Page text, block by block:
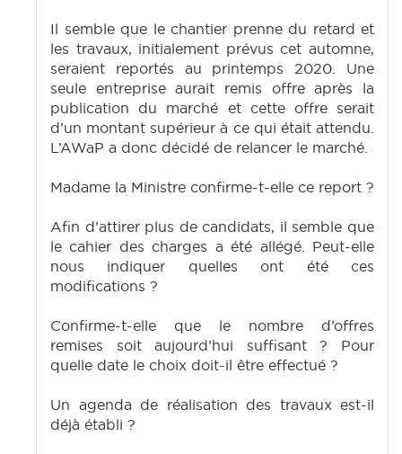
Il semble que le chantier prenne du retard et
les travaux, initialement prévus cet automne,
seraient reportés au printemps 2020. Une
seule entreprise aurait remis offre après la
publication du marché et cette offre serait
d’un montant supérieur à ce qui était attendu.
L’AWaP a donc décidé de relancer le marché.
Madame la Ministre confirme-t-elle ce report ?
Afin d’attirer plus de candidats, il semble que
le cahier des charges a été allégé. Peut-elle
nous indiquer quelles ont été ces
modifications ?
Confirme-t-elle que le nombre d’offres
remises soit aujourd’hui suffisant ? Pour
quelle date le choix doit-il être effectué ?
Un agenda de réalisation des travaux est-il
déjà établi ?